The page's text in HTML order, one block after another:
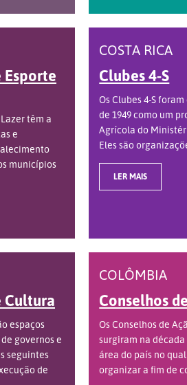
Esporte
têm a
e
municípios
COSTA RICA
Clubes 4-S
Os Clubes 4-S
de 1949 como um
Agrícola do
Eles são
LER MAIS
Cultura
espaços
governos e
seguintes
de
COLÔMBIA
Conselhos
Os Conselhos de
surgiram na
área do país no
organizar a fim de